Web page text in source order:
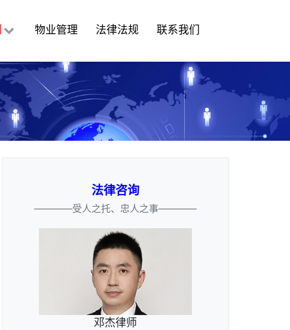
物业管理 法律法规 联系我们
法律咨询
————受人之托、忠人之事————
邓杰律师